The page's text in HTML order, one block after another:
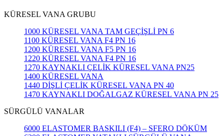
KÜRESEL VANA GRUBU
1000 KÜRESEL VANA TAM GEÇİŞLİ PN 6
1100 KÜRESEL VANA F4 PN 16
1200 KÜRESEL VANA F5 PN 16
1220 KÜRESEL VANA F4 PN 16
1270 KAYNAKLI ÇELİK KÜRESEL VANA PN25
1400 KÜRESEL VANA
1440 DİŞLİ ÇELİK KÜRESEL VANA PN 40
1470 KAYNAKLI DOĞALGAZ KÜRESEL VANA PN 25
SÜRGÜLÜ VANALAR
6000 ELASTOMER BASKILI (F4) – SFERO DÖKÜM